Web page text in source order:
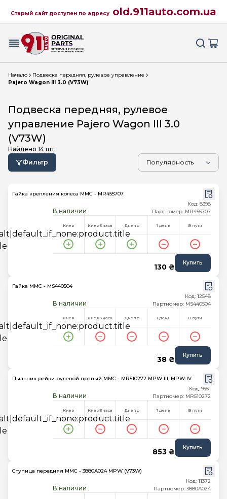
Старый сайт доступен по адресу old.911auto.com.ua
Начало
Подвеска передняя, рулевое управление
Pajero Wagon III 3.0 (V73W)
Подвеска передняя, рулевое
управление Pajero Wagon III 3.0
(V73W)
Найдено 14 шт.
Фильтр
Гайка крепления колеса MMC - MR455707
В наличии
Код: 8398
Партномер: MR455707
Киев Киев 3 часа Днепр 1 день В пути
130 ₴ Купить
Гайка MMC - MS440504
В наличии
Код: 12548
Партномер: MS440504
Киев Киев 3 часа Днепр 1 день В пути
38 ₴ Купить
Пыльник рейки рулевой правый MMC - MR510272 MPW III, MPW IV
В наличии
Код: 9951
Партномер: MR510272
Киев Киев 3 часа Днепр 1 день В пути
853 ₴ Купить
Ступица передняя MMC - 3880A024 MPW (V73W)
В наличии
Код: 11372
Партномер: 3880A024